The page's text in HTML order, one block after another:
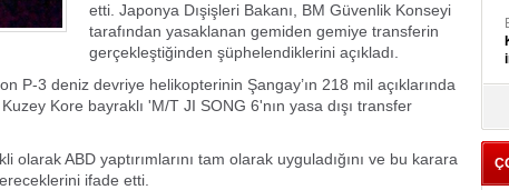
etti. Japonya Dışişleri Bakanı, BM Güvenlik Konseyi
tarafından yasaklanan gemiden gemiye transferin
gerçekleştiğinden şüphelendiklerini açıkladı.
P-3 deniz devriye helikopterinin Şangay’ın 218 mil açıklarında
Kore bayraklı 'M/T JI SONG 6'nın yasa dışı transfer
olarak ABD yaptırımlarını tam olarak uyguladığını ve bu karara
ifade etti.